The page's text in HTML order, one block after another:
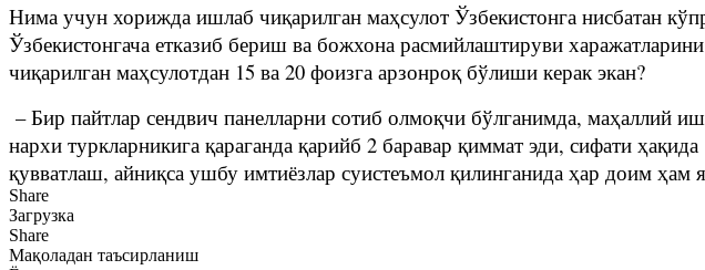
Нима учун хорижда ишлаб чиқарилган маҳсулот Ўзбекистонга нисбатан
Ўзбекистонгача етказиб бериш ва божхона расмийлаштируви
чиқарилган маҳсулотдан 15 ва 20 фоизга арзонроқ бўлиши керак экан?
– Бир пайтлар сендвич панелларни сотиб олмоқчи бўлганимда, маҳаллий
нархи туркларникига қараганда қарийб 2 баравар қиммат эди, сифати
қувватлаш, айниқса ушбу имтиёзлар суистеъмол қилинганида ҳар доим ҳам
Share
Загрузка
Share
Мақоладан таъсирланиш